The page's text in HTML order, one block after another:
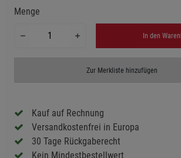
Menge
In den
Zur Merkliste hinzufügen
Kauf auf Rechnung
Versandkostenfrei in Europa
30 Tage Rückgaberecht
Kein Mindestbestellwert